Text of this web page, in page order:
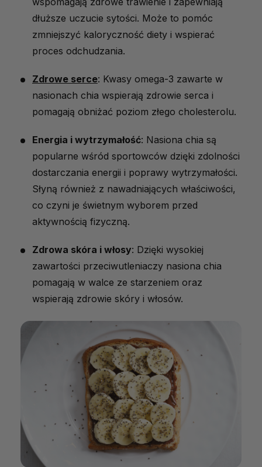
dłuższe uczucie sytości. Może to pomóc
zmniejszyć kaloryczność diety i wspierać
proces odchudzania.
Zdrowe serce: Kwasy omega-3 zawarte w
nasionach chia wspierają zdrowie serca i
pomagają obniżać poziom złego cholesterolu.
Energia i wytrzymałość: Nasiona chia są
popularne wśród sportowców dzięki zdolności
dostarczania energii i poprawy wytrzymałości.
Słyną również z nawadniających właściwości,
co czyni je świetnym wyborem przed
aktywnością fizyczną.
Zdrowa skóra i włosy: Dzięki wysokiej
zawartości przeciwutleniaczy nasiona chia
pomagają w walce ze starzeniem oraz
wspierają zdrowie skóry i włosów.